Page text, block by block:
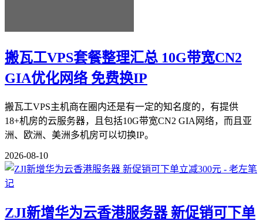
搬瓦工VPS套餐整理汇总 10G带宽CN2
GIA优化网络 免费换IP
搬瓦工VPS主机商在圈内还是有一定的知名度的，有提供
18+机房的云服务器，且包括10G带宽CN2 GIA网络，而且亚
洲、欧洲、美洲多机房可以切换IP。
2026-08-10
ZJI新增华为云香港服务器 新促销可下单